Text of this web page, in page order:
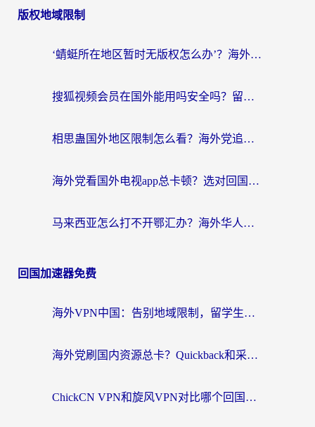
版权地域限制
‘蜻蜓所在地区暂时无版权怎么办’？海外党看国内内容、办国内事的实用指南
搜狐视频会员在国外能用吗安全吗？留学生亲测有效的回国观影解决方案
相思蛊国外地区限制怎么看？海外党追剧听歌的终极解决方案
海外党看国外电视app总卡顿？选对回国加速器，追剧购物两不误
马来西亚怎么打不开鄂汇办？海外华人必备的回国加速指南，解决追剧、办事、阅读难题
回国加速器免费
海外VPN中国：告别地域限制，留学生与华人如何轻松刷国内剧、玩国服？
海外党刷国内资源总卡？Quickback和采集蜂好用吗？这篇指南帮你避坑
ChickCN VPN和旋风VPN对比哪个回国效果更好？海外党亲测实用指南